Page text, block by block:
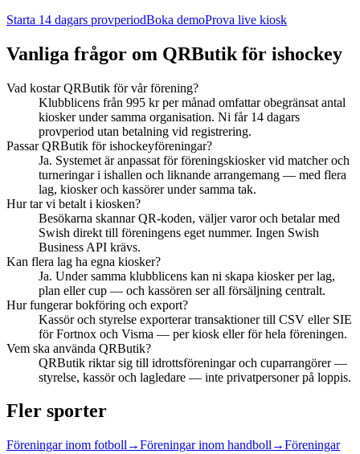
Starta 14 dagars provperiodBoka demoProva live kiosk
Vanliga frågor om QRButik för ishockey
Vad kostar QRButik för vår förening?
Klubblicens från 995 kr per månad omfattar obegränsat antal
kiosker under samma organisation. Ni får 14 dagars
provperiod utan betalning vid registrering.
Passar QRButik för ishockeyföreningar?
Ja. Systemet är anpassat för föreningskiosker vid matcher och
turneringar i ishallen och liknande arrangemang — med flera
lag, kiosker och kassörer under samma tak.
Hur tar vi betalt i kiosken?
Besökarna skannar QR-koden, väljer varor och betalar med
Swish direkt till föreningens eget nummer. Ingen Swish
Business API krävs.
Kan flera lag ha egna kiosker?
Ja. Under samma klubblicens kan ni skapa kiosker per lag,
plan eller cup — och kassören ser all försäljning centralt.
Hur fungerar bokföring och export?
Kassör och styrelse exporterar transaktioner till CSV eller SIE
för Fortnox och Visma — per kiosk eller för hela föreningen.
Vem ska använda QRButik?
QRButik riktar sig till idrottsföreningar och cuparrangörer —
styrelse, kassör och lagledare — inte privatpersoner på loppis.
Fler sporter
Föreningar inom fotboll →Föreningar inom handboll →Föreningar